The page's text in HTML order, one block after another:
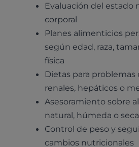
Pruebas diagnósticas
Diagnóstico veterinario por
Laboratorio veterinario propio
Ecografía
Identificación con microchip y
Desparasitación
Esterilización
Medicina general
Dermatología
Odontología
Planes de salud para perros
Planes de salud para gatos
Todos los planes de salud
¿Quiénes somos?
Evaluación del estado
corporal
Planes alimenticios
según edad, raza,
física
Dietas para problemas
renales, hepáticos o
Asesoramiento sobre
natural, húmeda o seca
Control de peso y
cambios nutricionales